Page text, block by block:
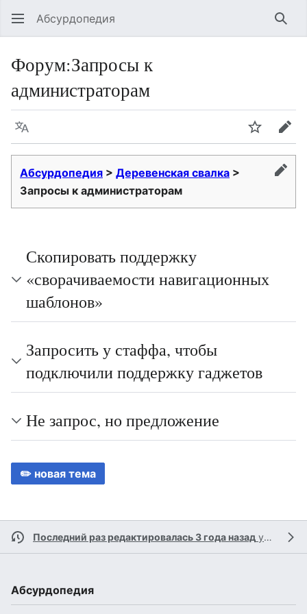
Абсурдопедия
Форум:Запросы к
администраторам
Язык
Абсурдопедия > Деревенская свалка >
Запросы к администраторам
Скопировать поддержку
«сворачиваемости навигационных
шаблонов»
Запросить у стаффа, чтобы
подключили поддержку гаджетов
Не запрос, но предложение
✏️ новая тема
Последний раз редактировалась 3 года назад участником
Абсурдопедия